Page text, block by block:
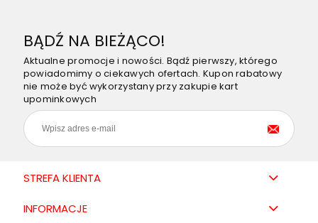
BĄDŹ NA BIEŻĄCO!
Aktualne promocje i nowości. Bądź pierwszy, którego
powiadomimy o ciekawych ofertach. Kupon rabatowy
nie może być wykorzystany przy zakupie kart
upominkowych
STREFA KLIENTA
INFORMACJE